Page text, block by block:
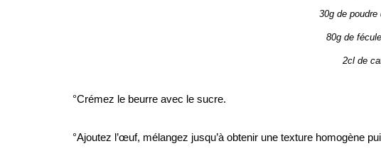
30g de poudre
80g de
2cl de
°Crémez le beurre avec le sucre.
°Ajoutez l’œuf, mélangez jusqu’à obtenir une texture homogène